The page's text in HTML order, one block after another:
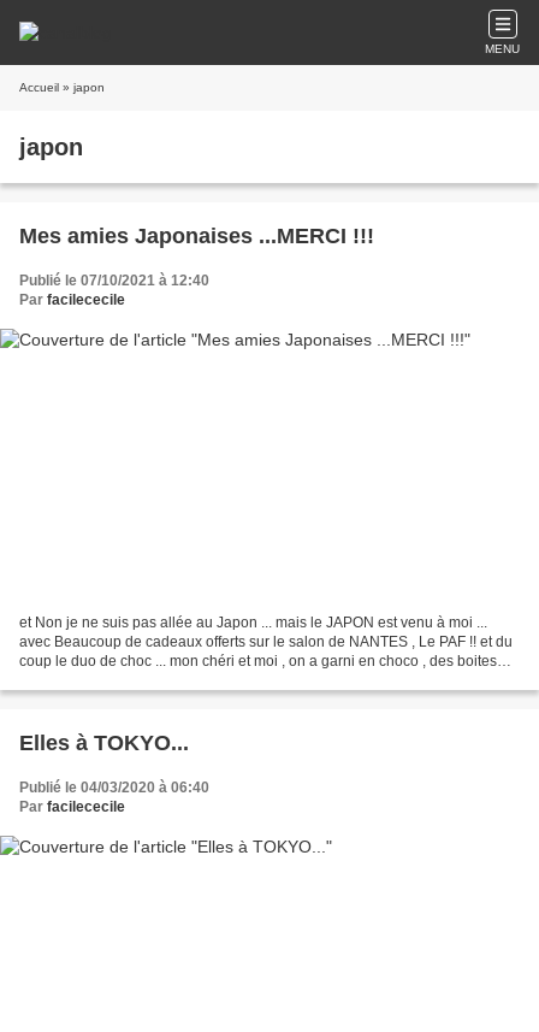
MENU
Accueil » japon
japon
Mes amies Japonaises ...MERCI !!!
Publié le 07/10/2021 à 12:40
Par facilececile
et Non je ne suis pas allée au Japon ... mais le JAPON est venu à moi ...
avec Beaucoup de cadeaux offerts sur le salon de NANTES , Le PAF !! et du
coup le duo de choc ... mon chéri et moi , on a garni en choco , des boites
Elles à TOKYO...
Publié le 04/03/2020 à 06:40
Par facilececile